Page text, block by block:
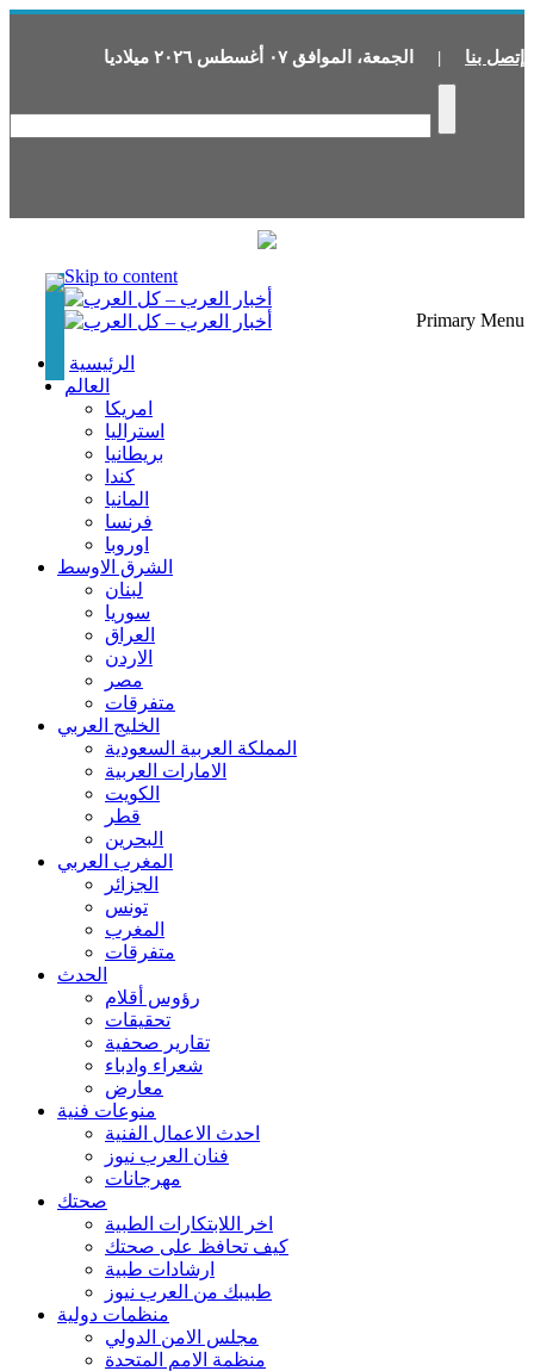
إتصل بنا | الجمعة، الموافق ٠٧ أغسطس ٢٠٢٦ ميلاديا
Skip to content
Primary Menu
الرئيسية
العالم
امريكا
استراليا
بريطانيا
كندا
المانيا
فرنسا
اوروبا
الشرق الاوسط
لبنان
سوريا
العراق
الاردن
مصر
متفرقات
الخليج العربي
المملكة العربية السعودية
الامارات العربية
الكويت
قطر
البحرين
المغرب العربي
الجزائر
تونس
المغرب
متفرقات
الحدث
رؤوس أقلام
تحقيقات
تقارير صحفية
شعراء وادباء
معارض
منوعات فنية
احدث الاعمال الفنية
فنان العرب نيوز
مهرجانات
صحتك
اخر اللابتكارات الطبية
كيف تحافظ على صحتك
ارشادات طبية
طبيبك من العرب نيوز
منظمات دولية
مجلس الامن الدولي
منظمة الامم المتحدة